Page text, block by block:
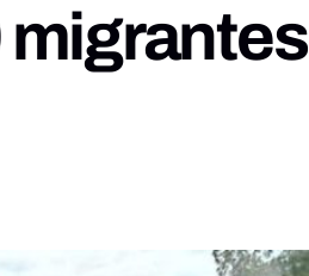
migrantes